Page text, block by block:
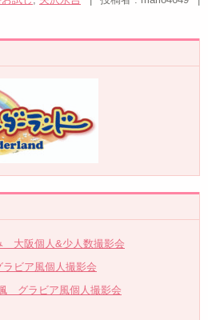
大阪個人&少人数撮影会
ビア風個人撮影会
グラビア風個人撮影会